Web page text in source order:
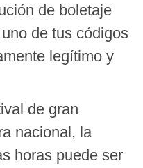
de boletaje
de tus códigos
legítimo y
de gran
nacional, la
horas puede ser